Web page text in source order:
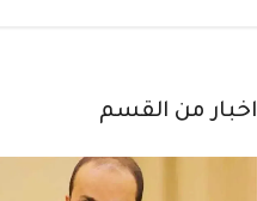
اخبار من القسم